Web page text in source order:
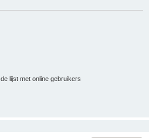
lijst met online gebruikers